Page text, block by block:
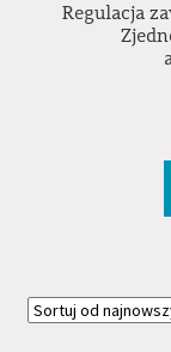
Regulacja